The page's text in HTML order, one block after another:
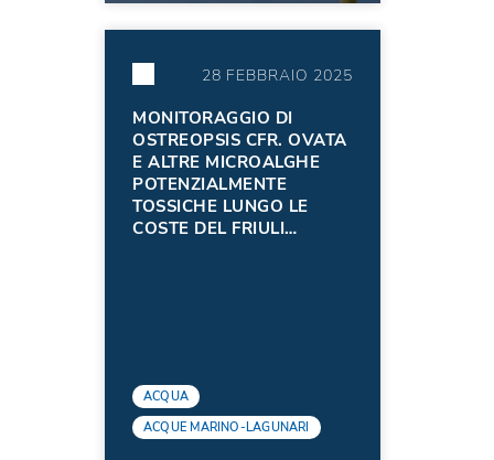
28 FEBBRAIO 2025
MONITORAGGIO DI
OSTREOPSIS CFR. OVATA
E ALTRE MICROALGHE
POTENZIALMENTE
TOSSICHE LUNGO LE
COSTE DEL FRIULI
ACQUA
ACQUE MARINO-LAGUNARI